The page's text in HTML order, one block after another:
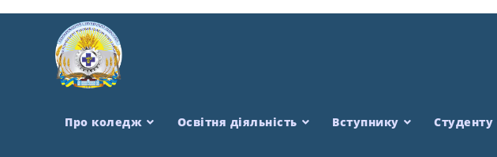
Про коледж Освітня діяльність Вступнику Студенту